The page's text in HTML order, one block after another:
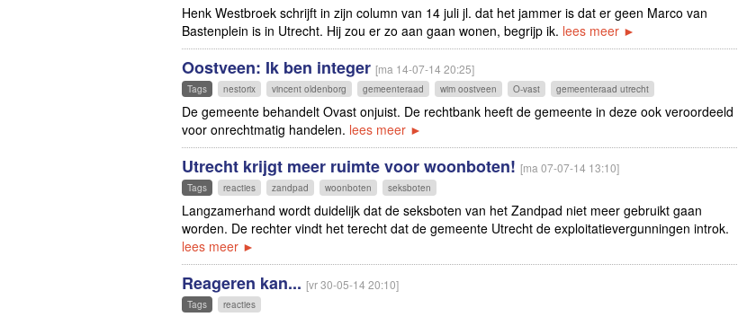
Henk Westbroek schrijft in zijn column van 14 juli jl. dat het jammer is dat er geen Marco van
Bastenplein is in Utrecht. Hij zou er zo aan gaan wonen, begrijp ik. lees meer ►
Oostveen: Ik ben integer [ma 14-07-14 20:25]
Tags nestorix vincent oldenborg gemeenteraad wim oostveen O-vast gemeenteraad utrecht
De gemeente behandelt Ovast onjuist. De rechtbank heeft de gemeente in deze ook veroordeeld
voor onrechtmatig handelen. lees meer ►
Utrecht krijgt meer ruimte voor woonboten! [ma 07-07-14 13:10]
Tags reacties zandpad woonboten seksboten
Langzamerhand wordt duidelijk dat de seksboten van het Zandpad niet meer gebruikt gaan
worden. De rechter vindt het terecht dat de gemeente Utrecht de exploitatievergunningen introk.
lees meer ►
Reageren kan... [vr 30-05-14 20:10]
Tags reacties